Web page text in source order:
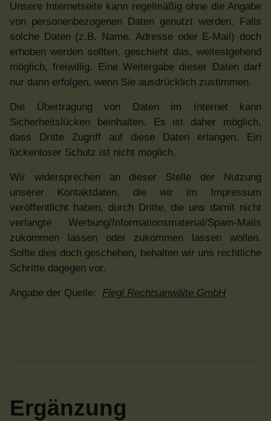
Unsere Internetseite kann regelmäßig ohne die Angabe
von personenbezogenen Daten genutzt werden. Falls
solche Daten (z.B. Name, Adresse oder E-Mail) doch
erhoben werden sollten, geschieht das, weitestgehend
möglich, freiwillig. Eine Weitergabe dieser Daten darf
nur dann erfolgen, wenn Sie ausdrücklich zustimmen.
Die Übertragung von Daten im Internet kann
Sicherheitslücken beinhalten. Es ist daher möglich,
dass Dritte Zugriff auf diese Daten erlangen. Ein
lückenloser Schutz ist nicht möglich.
Wir widersprechen an dieser Stelle der Nutzung
unserer Kontaktdaten, die wir im Impressum
veröffentlicht haben, durch Dritte, die uns damit nicht
verlangte Werbung/Informationsmaterial/Spam-Mails
zukommen lassen oder zukommen lassen wollen.
Sollte dies doch geschehen, behalten wir uns rechtliche
Schritte dagegen vor.
Angabe der Quelle: Flegl Rechtsanwälte GmbH
Ergänzung